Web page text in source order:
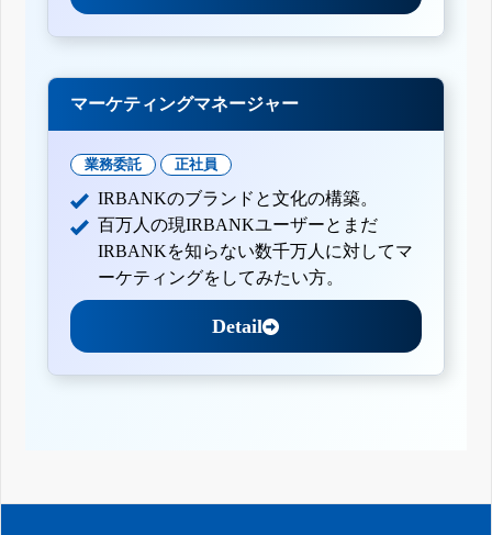
マーケティングマネージャー
業務委託 正社員
IRBANKのブランドと文化の構築。
百万人の現IRBANKユーザーとまだ
IRBANKを知らない数千万人に対してマ
ーケティングをしてみたい方。
Detail